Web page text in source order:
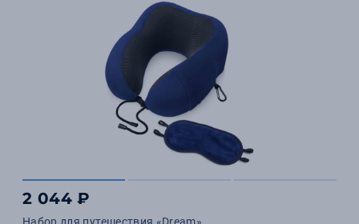
2 044 ₽